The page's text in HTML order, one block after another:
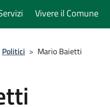
Vivere il Comune
Politici > Mario Baietti